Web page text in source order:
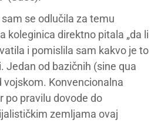
se odlučila za temu
koleginica direktno pitala „da li
i pomislila sam kakvo je to
Jedan od bazičnih (sine qua
Konvencionalna
po pravilu dovode do
zemljama ovaj